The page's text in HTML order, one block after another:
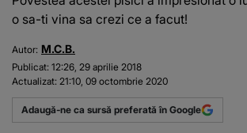
o sa-ti vina sa crezi ce a facut!
Autor: M.C.B.
Publicat: 12:26, 29 aprilie 2018
Actualizat: 21:10, 09 octombrie 2020
Adaugă-ne ca sursă preferată în Google